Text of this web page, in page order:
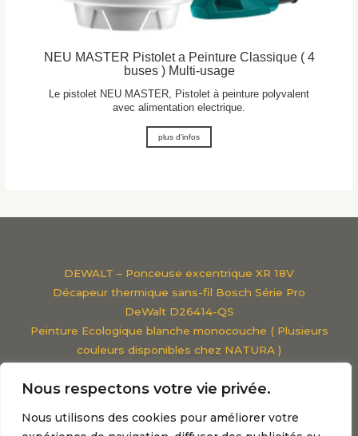
Nous respectons votre vie privée.
Nous utilisons des cookies pour améliorer votre
NEU MASTER Pistolet a Peinture Classique ( 4
buses ) Multi-usage
Le pistolet NEU MASTER, Pistolet à peinture polyvalent
avec alimentation electrique.
plus d'infos
DEWALT – Ponceuse excentrique XR 18V
Décapeur thermique sans-fil Bosch Série Pro
DeWalt D26414-QS
Peinture Ecologique blanche monocouche ( Plusieurs
couleurs disponibles chez NATURA )
Pistolet à peinture parkside
Mentions légales